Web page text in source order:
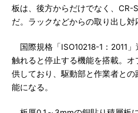
板は、後方からだけでなく、CR-
だ。ラックなどからの取り出し対
国際規格「ISO10218-1：2011
触れると停止する機能を搭載。
供しており、駆動部と作業者と
能になる。